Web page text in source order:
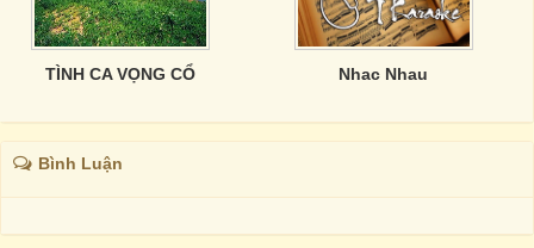
TÌNH CA VỌNG CỔ Nhac Nhau
Bình Luận